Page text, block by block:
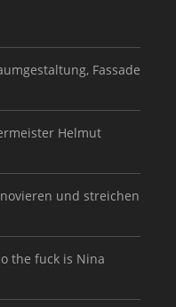
Fassade
Helmut
und streichen
the fuck is Nina